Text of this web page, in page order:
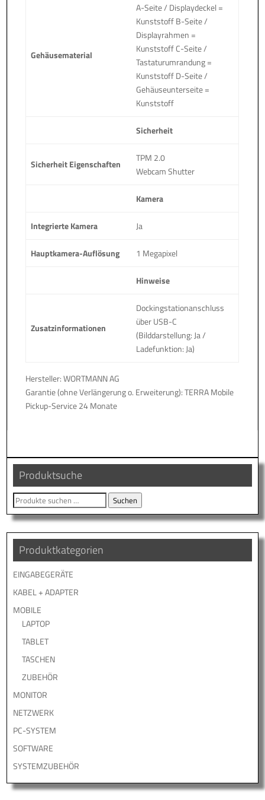
Gehäusematerial
A-Seite / Displaydeckel =
Kunststoff B-Seite /
Displayrahmen =
Kunststoff C-Seite /
Tastaturumrandung =
Kunststoff D-Seite /
Gehäuseunterseite =
Kunststoff
Sicherheit
Sicherheit Eigenschaften
TPM 2.0
Webcam Shutter
Kamera
Integrierte Kamera Ja
Hauptkamera-Auflösung 1 Megapixel
Hinweise
Zusatzinformationen
Dockingstationanschluss
über USB-C
(Bilddarstellung: Ja /
Ladefunktion: Ja)
Hersteller: WORTMANN AG
Garantie (ohne Verlängerung o. Erweiterung): TERRA Mobile
Pickup-Service 24 Monate
Produktsuche
Suche
nach:
Suchen
Produktkategorien
EINGABEGERÄTE
KABEL + ADAPTER
MOBILE
LAPTOP
TABLET
TASCHEN
ZUBEHÖR
MONITOR
NETZWERK
PC-SYSTEM
SOFTWARE
SYSTEMZUBEHÖR